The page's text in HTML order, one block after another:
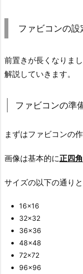
ファビコンの設
前置きが長くなりま
解説していきます。
ファビコンの準
まずはファビコンの
画像は基本的に正四
サイズの以下の通りと
16×16
32×32
36×36
48×48
72×72
96×96